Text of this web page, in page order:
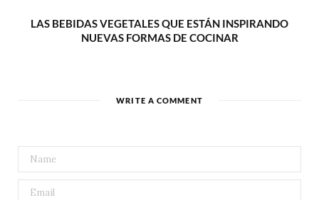
LAS BEBIDAS VEGETALES QUE ESTÁN INSPIRANDO
NUEVAS FORMAS DE COCINAR
WRITE A COMMENT